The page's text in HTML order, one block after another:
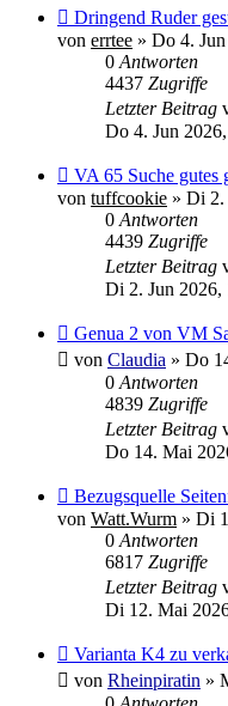
Neuer
Beitrag
Dringend Ruder
von errtee » Do 4.
0 Antworten
4437 Zugriffe
Letzter Beitrag
Do 4. Jun
Neuer
Beitrag
VA 65 Suche gutes
von tuffcookie » Di 2.
0 Antworten
4439 Zugriffe
Letzter Beitrag
Di 2. Jun 2026,
Neuer
Beitrag
Genua 2 von VM
von Claudia » Do
0 Antworten
4839 Zugriffe
Letzter Beitrag
Do 14. Mai
Neuer
Beitrag
Bezugsquelle
von Watt.Wurm » Di
0 Antworten
6817 Zugriffe
Letzter Beitrag
Di 12. Mai
Neuer
Beitrag
Varianta K4 zu
von Rheinpiratin »